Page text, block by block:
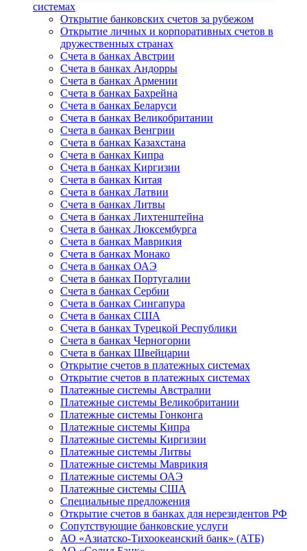
системах
Открытие банковских счетов за рубежом
Открытие личных и корпоративных счетов в
дружественных странах
Счета в банках Австрии
Счета в банках Андорры
Счета в банках Армении
Счета в банках Бахрейна
Счета в банках Беларуси
Счета в банках Великобритании
Счета в банках Венгрии
Счета в банках Казахстана
Счета в банках Кипра
Счета в банках Киргизии
Счета в банках Китая
Счета в банках Латвии
Счета в банках Литвы
Счета в банках Лихтенштейна
Счета в банках Люксембурга
Счета в банках Маврикия
Счета в банках Монако
Счета в банках ОАЭ
Счета в банках Португалии
Счета в банках Сербии
Счета в банках Сингапура
Счета в банках США
Счета в банках Турецкой Республики
Счета в банках Черногории
Счета в банках Швейцарии
Открытие счетов в платежных системах
Открытие счетов в платежных системах
Платежные системы Австралии
Платежные системы Великобритании
Платежные системы Гонконга
Платежные системы Кипра
Платежные системы Киргизии
Платежные системы Литвы
Платежные системы Маврикия
Платежные системы ОАЭ
Платежные системы США
Специальные предложения
Открытие счетов в банках для нерезидентов РФ
Сопутствующие банковские услуги
АО «Азиатско-Тихоокеанский банк» (АТБ)